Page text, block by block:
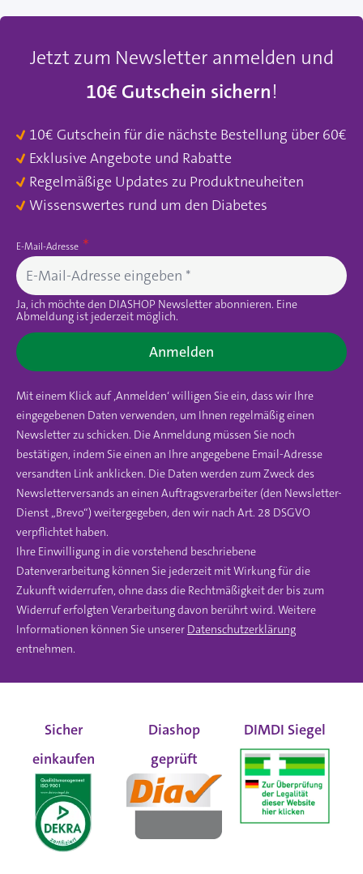
Jetzt zum Newsletter anmelden und
10€ Gutschein sichern!
10€ Gutschein für die nächste Bestellung über 60€
Exklusive Angebote und Rabatte
Regelmäßige Updates zu Produktneuheiten
Wissenswertes rund um den Diabetes
E-Mail-Adresse
Ja, ich möchte den DIASHOP Newsletter abonnieren. Eine
Abmeldung ist jederzeit möglich.
Anmelden
Mit einem Klick auf ‚Anmelden‘ willigen Sie ein, dass wir Ihre
eingegebenen Daten verwenden, um Ihnen regelmäßig einen
Newsletter zu schicken. Die Anmeldung müssen Sie noch
bestätigen, indem Sie einen an Ihre angegebene Email-Adresse
versandten Link anklicken. Die Daten werden zum Zweck des
Newsletterversands an einen Auftragsverarbeiter (den Newsletter-
Dienst „Brevo“) weitergegeben, den wir nach Art. 28 DSGVO
verpflichtet haben.
Ihre Einwilligung in die vorstehend beschriebene
Datenverarbeitung können Sie jederzeit mit Wirkung für die
Zukunft widerrufen, ohne dass die Rechtmäßigkeit der bis zum
Widerruf erfolgten Verarbeitung davon berührt wird. Weitere
Informationen können Sie unserer Datenschutzerklärung
entnehmen.
Sicher
einkaufen
Diashop
geprüft
DIMDI Siegel